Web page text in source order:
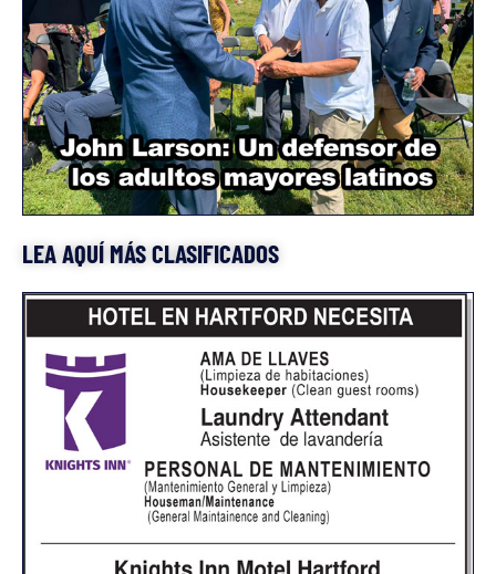
LEA AQUÍ MÁS CLASIFICADOS